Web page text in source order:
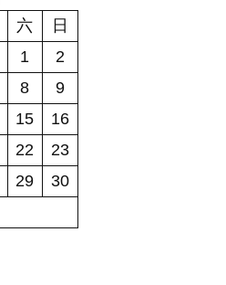
六
日
1
2
8
9
15
16
22
23
29
30